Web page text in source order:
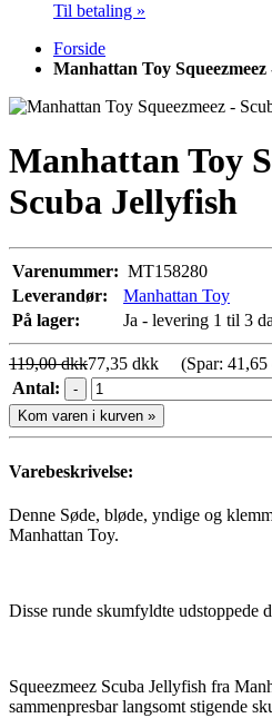
Til betaling »
Forside
Manhattan Toy Squeezmeez
Manhattan Toy
Scuba Jellyfish
Varenummer: MT158280
Leverandør:
Manhattan Toy
På lager:
Ja - levering 1 til 3
119,00 dkk77,35 dkk (Spar: 41,65
Antal:
-
Kom varen i kurven »
Varebeskrivelse:
Denne Søde, bløde, yndige og
Manhattan Toy.
Disse runde skumfyldte udstoppede
Squeezmeez Scuba Jellyfish fra
sammenpresbar langsomt stigende